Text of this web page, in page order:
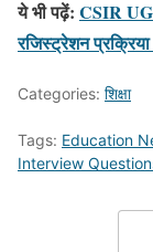
ये भी पढ़ें: CSIR
रजिस्ट्रेशन
Categories: शिक्षा
Tags: Education
Interview